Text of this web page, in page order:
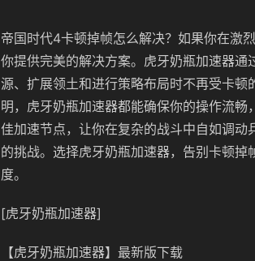
帝国时代4卡顿掉帧怎么解决？如果你在激
你提供完美的解决方案。 虎牙奶瓶加速器通
源、扩展领土和进行策略布局时不再受卡
明，虎牙奶瓶加速器都能确保你的操作流
佳加速节点，让你在复杂的战斗中自如调
的挑战。选择虎牙奶瓶加速器，告别卡顿掉
度。
[虎牙奶瓶加速器]
【虎牙奶瓶加速器】最新版下载